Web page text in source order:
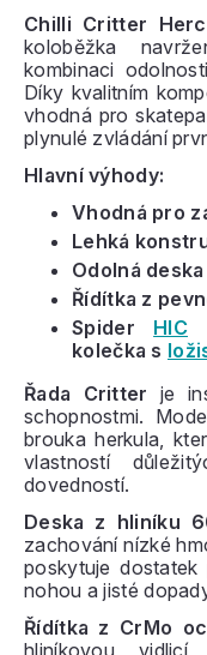
Chilli Critter
koloběžka
kombinaci
Díky kvalitním
vhodná pro
plynulé zvládání
Hlavní výhody:
Vhodná pro
Lehká
Odolná
Řídítka z
Spider HIC
kolečka s
Řada Critter je
schopnostmi.
brouka herkula,
vlastností
dovedností.
Deska z hliníku
zachování nízké
poskytuje
nohou a jisté
Řídítka z CrMo
hliníkovou